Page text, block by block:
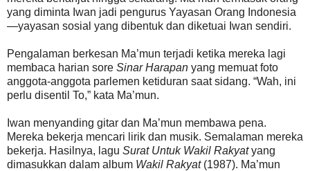
yang diminta Iwan jadi pengurus Yayasan Orang Indonesia
—yayasan sosial yang dibentuk dan diketuai Iwan sendiri.
Pengalaman berkesan Ma’mun terjadi ketika mereka lagi
membaca harian sore Sinar Harapan yang memuat foto
anggota-anggota parlemen ketiduran saat sidang. “Wah, ini
perlu disentil To,” kata Ma’mun.
Iwan menyanding gitar dan Ma’mun membawa pena.
Mereka bekerja mencari lirik dan musik. Semalaman mereka
bekerja. Hasilnya, lagu Surat Untuk Wakil Rakyatyang
dimasukkan dalam album Wakil Rakyat(1987). Ma’mun